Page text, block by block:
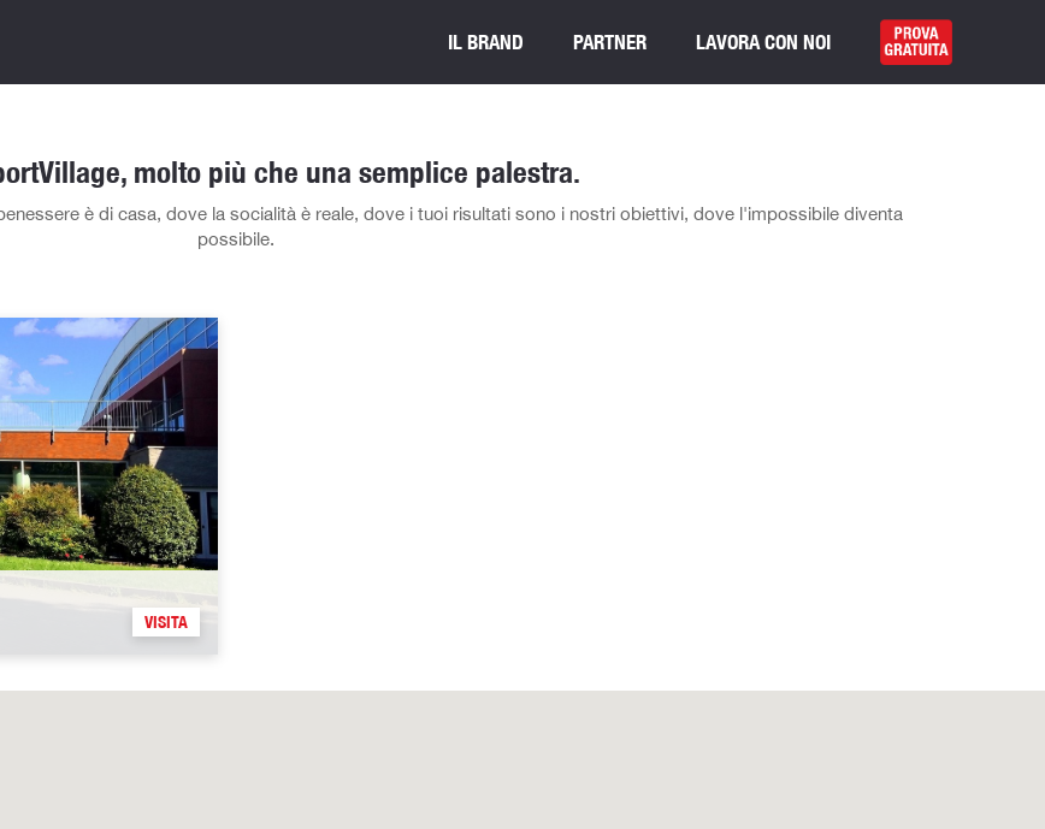
IL BRAND PARTNER LAVORA CON NOI
molto più che una semplice palestra.
è di casa, dove la socialità è reale, dove i tuoi risultati sono i nostri obiettivi, dove l'impossibile diventa
possibile.
VISITA